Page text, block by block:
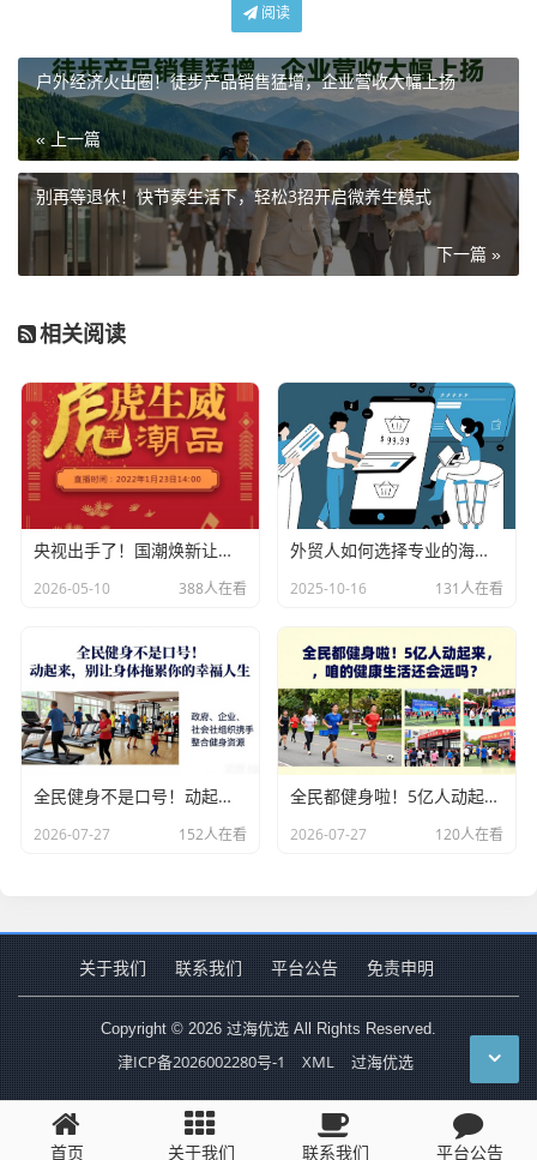
阅读
户外经济火出圈！徒步产品销售猛增，企业营收大幅上扬
« 上一篇
别再等退休！快节奏生活下，轻松3招开启微养生模式
下一篇 »
相关阅读
央视出手了！国潮焕新让非遗炸场，这才是文化强国该有的排面
2026-05-10 388人在看
外贸人如何选择专业的海关数据公司？
2025-10-16 131人在看
全民健身不是口号！动起来，别让身体拖累你的幸福人生
2026-07-27 152人在看
全民都健身啦！5亿人动起来，咱的健康生活还会远吗？
2026-07-27 120人在看
关于我们 联系我们 平台公告 免责申明
Copyright © 2026 过海优选 All Rights Reserved.
津ICP备2026002280号-1 XML 过海优选
首页 关于我们 联系我们 平台公告